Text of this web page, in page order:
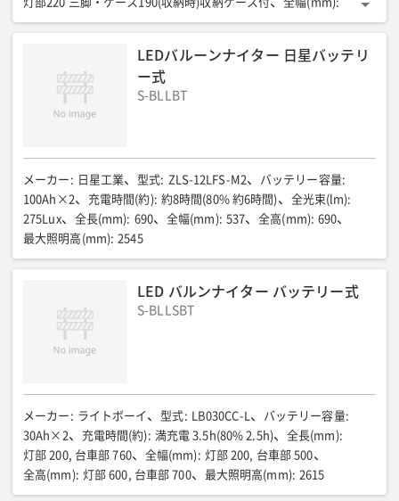
灯部220 三脚・ケース190(収納時)
全高(mm):
3155 (エアーブレーキマスト)
質量(kg) 17.5 定格消費電力(W):
LEDバルーンナイター 日星バッテリ
ー式
S-BLLBT
メーカー : 日星工業 型式: ZLS-12LFS-M2 バッテリー容量:
100Ah×2
充電時間(約): 約8時間(80% 約6時間) 全光束(lm):
275Lux
全長(mm): 690 全幅(mm): 537 全高(mm): 690
最大照明高(mm): 2545
LED バルンナイター バッテリー式
S-BLLSBT
メーカー : ライトボーイ 型式: LB030CC-L バッテリー容量:
30Ah×2
充電時間(約): 満充電 3.5h(80% 2.5h) 全長(mm):
灯部 200, 台車部 760
全幅(mm): 灯部 200, 台車部 500
全高(mm): 灯部 600, 台車部 700 最大照明高(mm): 2615